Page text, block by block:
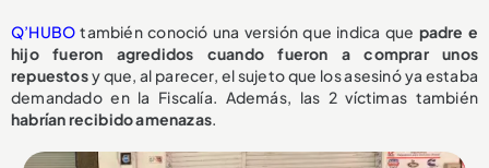
Q’HUBO también conoció una versión que indica que padre e
hijo fueron agredidos cuando fueron a comprar unos
repuestosy que, al parecer, el sujeto que los asesinó ya estaba
demandado en la Fiscalía. Además, las 2 víctimas también
habrían recibido amenazas.